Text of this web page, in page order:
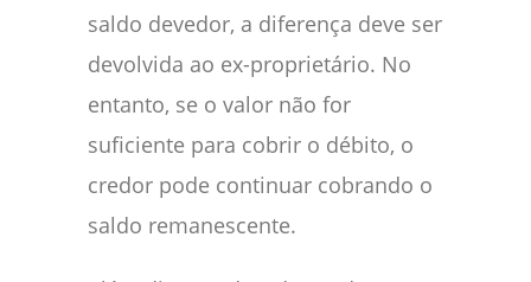
saldo devedor, a diferença deve ser
devolvida ao ex-proprietário. No
entanto, se o valor não for
suficiente para cobrir o débito, o
credor pode continuar cobrando o
saldo remanescente.